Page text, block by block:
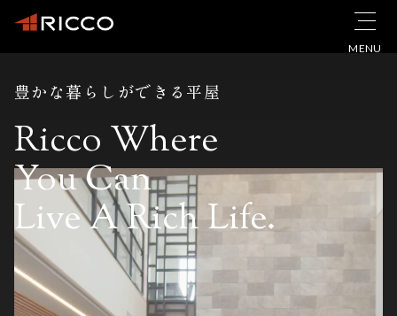
MENU
豊かな暮らしができる平屋
Ricco Where
You Can
Live A Rich Life.